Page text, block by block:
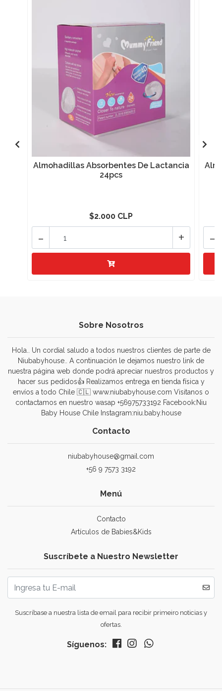
Almohadillas Absorbentes De Lactancia
24pcs
$2.000 CLP
+
- -
Sobre Nosotros
Hola.. Un cordial saludo a todos nuestros clientes de parte de
Niubabyhouse.. A continuación le dejamos nuestro link de
nuestra página web donde podrá apreciar nuestros productos y
hacer sus pedidos👍 Realizamos entrega en tienda física y
envíos a todo Chile 🇨🇱 www.niubabyhouse.com Visitanos o
contactamos en nuestro wasap +56975733192 Facebook:Niu
Baby House Chile Instagram:niu.baby.house
Contacto
niubabyhouse@gmail.com
+56 9 7573 3192
Menú
Contacto
Artículos de Babies&Kids
Suscríbete a Nuestro Newsletter
Suscríbase a nuestra lista de email para recibir primeiro noticias y
ofertas.
Síguenos: